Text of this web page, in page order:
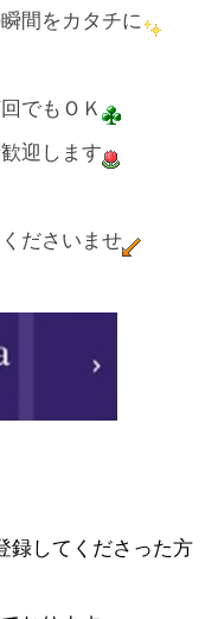
間をカタチに
でもＯＫ
迎します
ださいませ
録してくださった方